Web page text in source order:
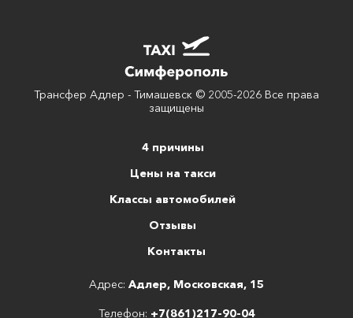
Трансфер Адлер - Тимашевск © 2005-2026 Все права
защищены
4 причины
Цены на такси
Классы автомобилей
Отзывы
Контакты
Адрес: Адлер, Московская, 15
Телефон: +7(861)217-90-04